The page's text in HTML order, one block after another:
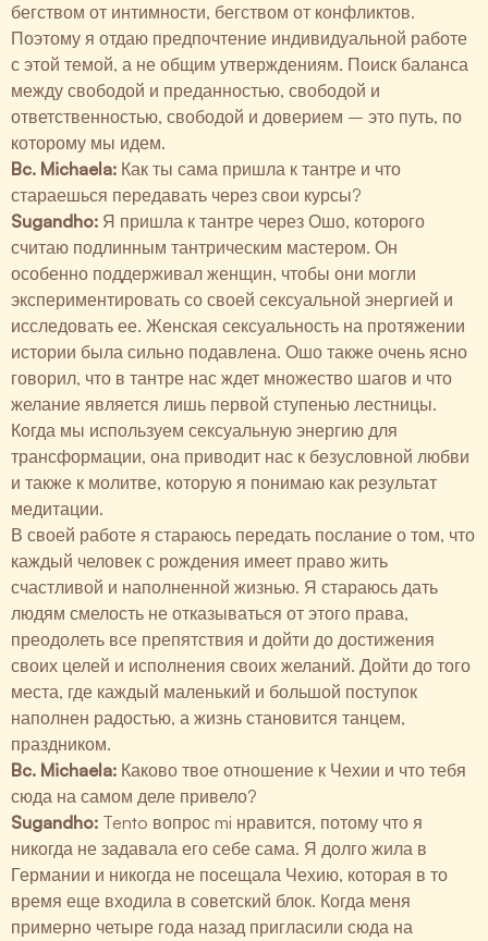
бегством от интимности, бегством от конфликтов.
Поэтому я отдаю предпочтение индивидуальной работе
с этой темой, а не общим утверждениям. Поиск баланса
между свободой и преданностью, свободой и
ответственностью, свободой и доверием – это путь, по
которому мы идем.
Bc. Michaela: Как ты сама пришла к тантре и что
стараешься передавать через свои курсы?
Sugandho: Я пришла к тантре через Ошо, которого
считаю подлинным тантрическим мастером. Он
особенно поддерживал женщин, чтобы они могли
экспериментировать со своей сексуальной энергией и
исследовать ее. Женская сексуальность на протяжении
истории была сильно подавлена. Ошо также очень ясно
говорил, что в тантре нас ждет множество шагов и что
желание является лишь первой ступенью лестницы.
Когда мы используем сексуальную энергию для
трансформации, она приводит нас к безусловной любви
и также к молитве, которую я понимаю как результат
медитации.
В своей работе я стараюсь передать послание о том, что
каждый человек с рождения имеет право жить
счастливой и наполненной жизнью. Я стараюсь дать
людям смелость не отказываться от этого права,
преодолеть все препятствия и дойти до достижения
своих целей и исполнения своих желаний. Дойти до того
места, где каждый маленький и большой поступок
наполнен радостью, а жизнь становится танцем,
праздником.
Bc. Michaela: Каково твое отношение к Чехии и что тебя
сюда на самом деле привело?
Sugandho: Tento вопрос mi нравится, потому что я
никогда не задавала его себе сама. Я долго жила в
Германии и никогда не посещала Чехию, которая в то
время еще входила в советский блок. Когда меня
примерно четыре года назад пригласили сюда на